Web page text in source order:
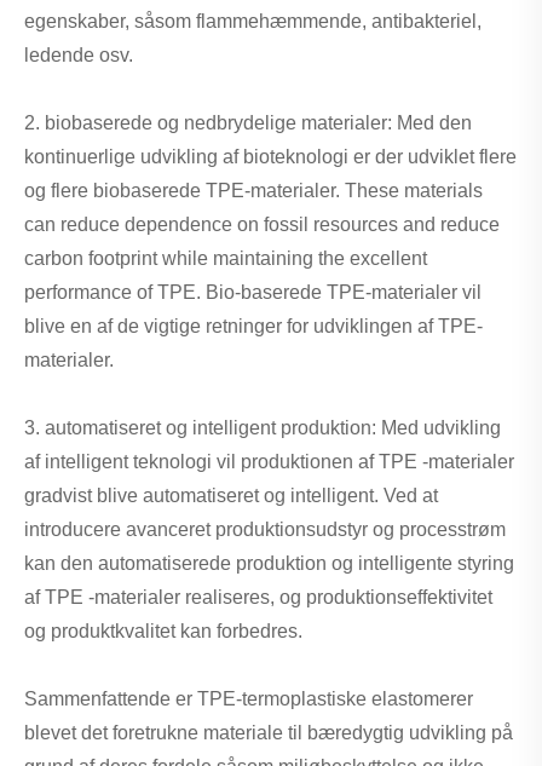
egenskaber, såsom flammehæmmende, antibakteriel,
ledende osv.
2. biobaserede og nedbrydelige materialer: Med den
kontinuerlige udvikling af bioteknologi er der udviklet flere
og flere biobaserede TPE-materialer. These materials
can reduce dependence on fossil resources and reduce
carbon footprint while maintaining the excellent
performance of TPE. Bio-baserede TPE-materialer vil
blive en af ​​de vigtige retninger for udviklingen af ​​TPE-
materialer.
3. automatiseret og intelligent produktion: Med udvikling
af intelligent teknologi vil produktionen af ​​TPE -materialer
gradvist blive automatiseret og intelligent. Ved at
introducere avanceret produktionsudstyr og processtrøm
kan den automatiserede produktion og intelligente styring
af TPE -materialer realiseres, og produktionseffektivitet
og produktkvalitet kan forbedres.
Sammenfattende er TPE-termoplastiske elastomerer
blevet det foretrukne materiale til bæredygtig udvikling på